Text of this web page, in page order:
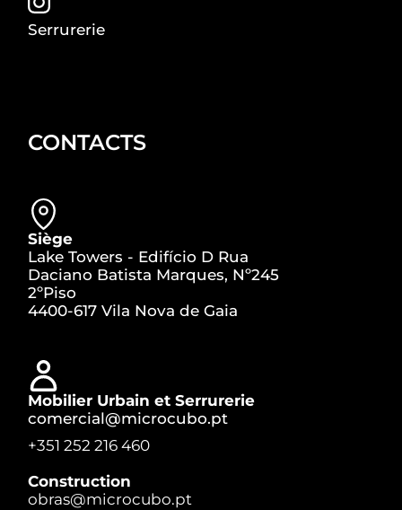
Serrurerie
CONTACTS
Siège
Lake Towers - Edifício D Rua
Daciano Batista Marques, Nº245
2ºPiso
4400-617 Vila Nova de Gaia
Mobilier Urbain et Serrurerie
comercial@microcubo.pt
+351 252 216 460
Construction
obras@microcubo.pt